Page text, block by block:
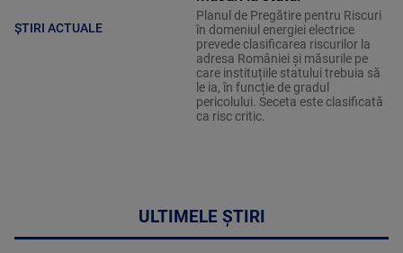
ȘTIRI ACTUALE
Planul de Pregătire pentru Riscuri
în domeniul energiei electrice
prevede clasificarea riscurilor la
adresa României și măsurile pe
care instituțiile statului trebuia să
le ia, în funcție de gradul
pericolului. Seceta este clasificată
ca risc critic.
ULTIMELE ȘTIRI